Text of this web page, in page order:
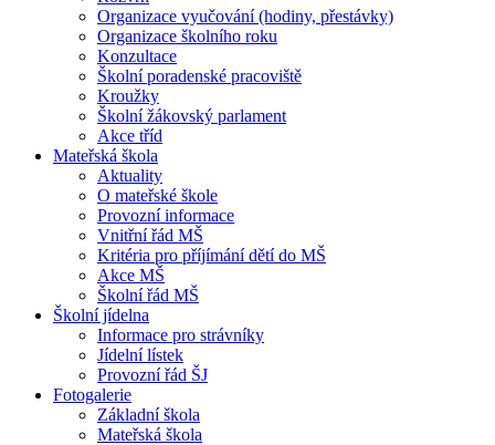
Organizace vyučování (hodiny, přestávky)
Organizace školního roku
Konzultace
Školní poradenské pracoviště
Kroužky
Školní žákovský parlament
Akce tříd
Mateřská škola
Aktuality
O mateřské škole
Provozní informace
Vnitřní řád MŠ
Kritéria pro příjímání dětí do MŠ
Akce MŠ
Školní řád MŠ
Školní jídelna
Informace pro strávníky
Jídelní lístek
Provozní řád ŠJ
Fotogalerie
Základní škola
Mateřská škola